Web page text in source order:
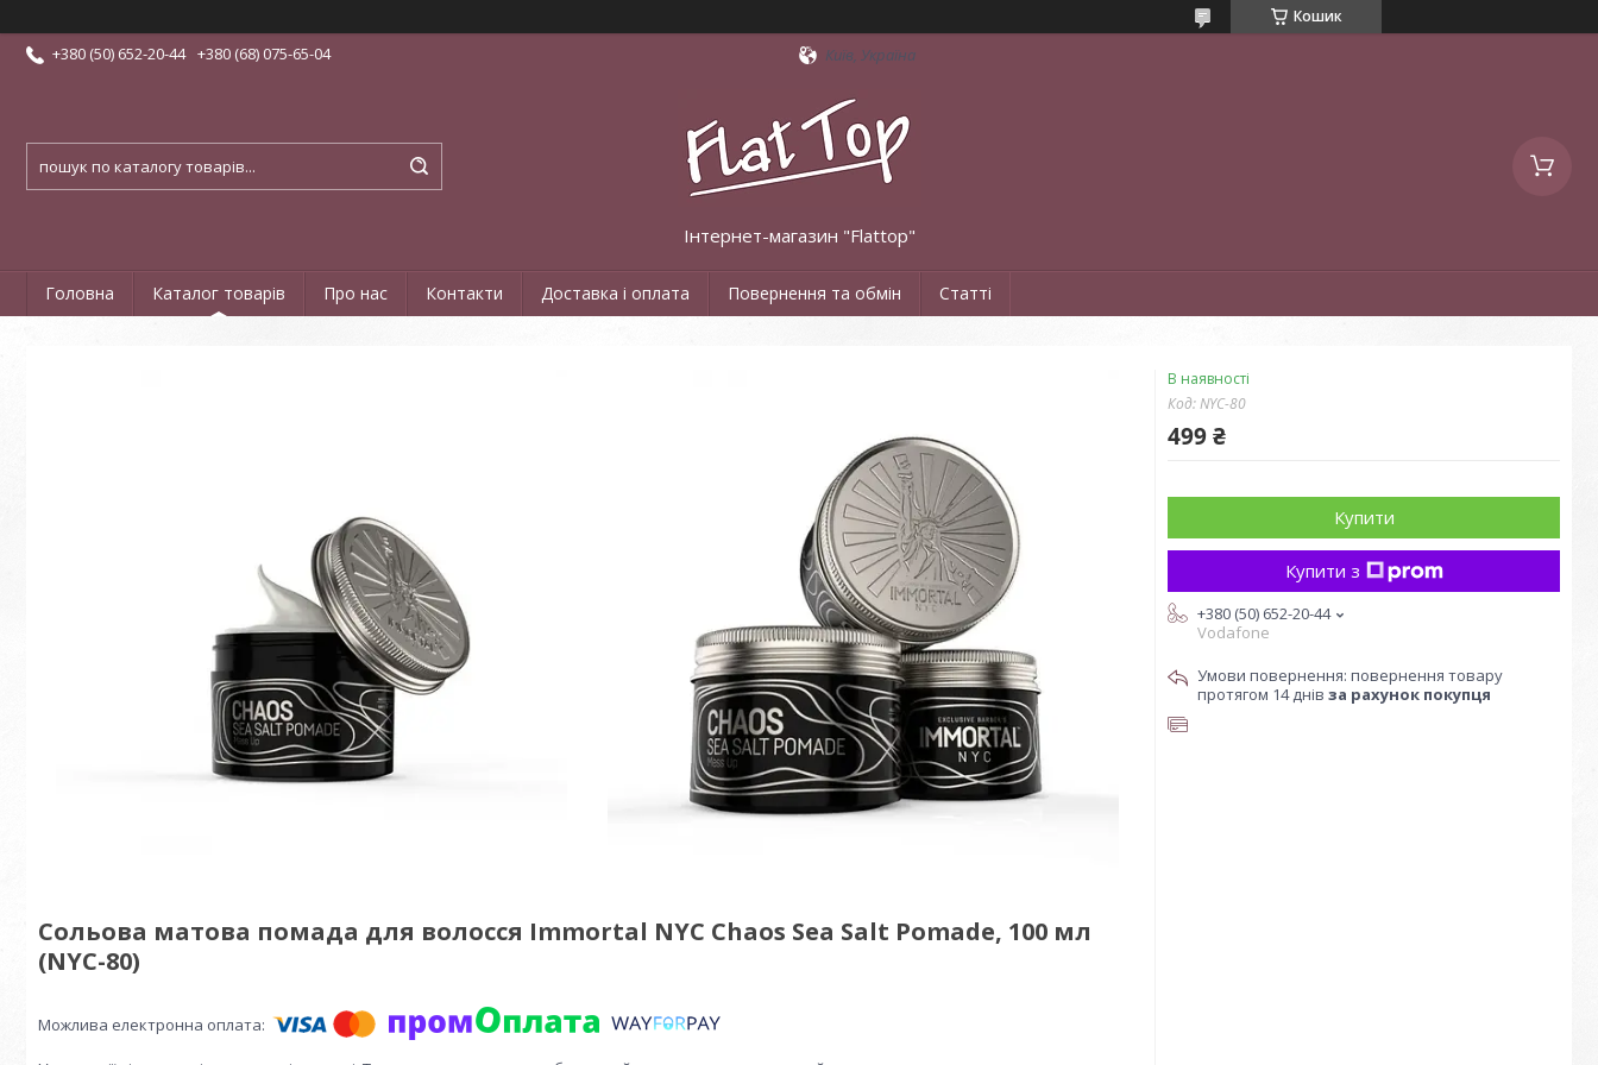
Кошик
+380 (50) 652-20-44 +380 (68) 075-65-04 Київ, Україна
Інтернет-магазин "Flattop"
Головна Каталог товарів Про нас Контакти Доставка і оплата Повернення та обмін Статті
Сольова матова помада для волосся Immortal NYC Chaos Sea Salt Pomade, 100 мл
(NYC-80)
В наявності
Код:NYC-80
499 ₴
Купити
Купити з
+380 (50) 652-20-44
Vodafone
повернення товару
протягом 14 днів за рахунок покупця